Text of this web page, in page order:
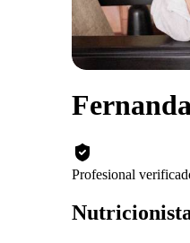
Profesional